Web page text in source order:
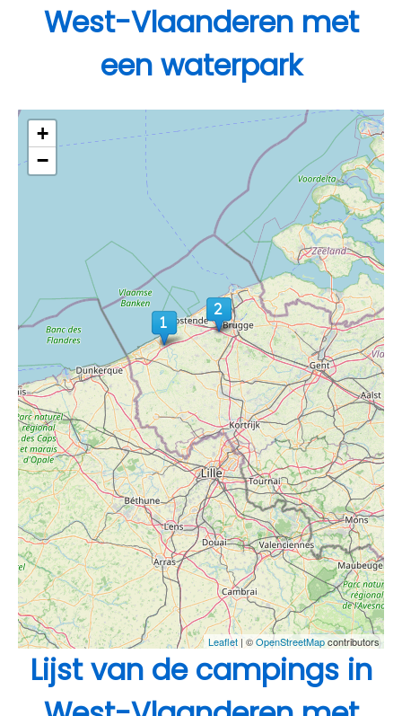
West-Vlaanderen met
een waterpark
+
−
Leaflet| ©OpenStreetMapcontributors
Lijst van de campings in